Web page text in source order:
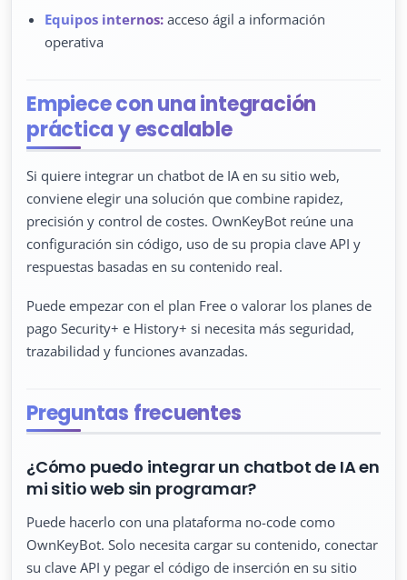
Equipos internos: acceso ágil a información
operativa
Empiece con una integración
práctica y escalable
Si quiere integrar un chatbot de IA en su sitio web,
conviene elegir una solución que combine rapidez,
precisión y control de costes. OwnKeyBot reúne una
configuración sin código, uso de su propia clave API y
respuestas basadas en su contenido real.
Puede empezar con el plan Free o valorar los planes de
pago Security+ e History+ si necesita más seguridad,
trazabilidad y funciones avanzadas.
Preguntas frecuentes
¿Cómo puedo integrar un chatbot de IA en
mi sitio web sin programar?
Puede hacerlo con una plataforma no-code como
OwnKeyBot. Solo necesita cargar su contenido, conectar
su clave API y pegar el código de inserción en su sitio